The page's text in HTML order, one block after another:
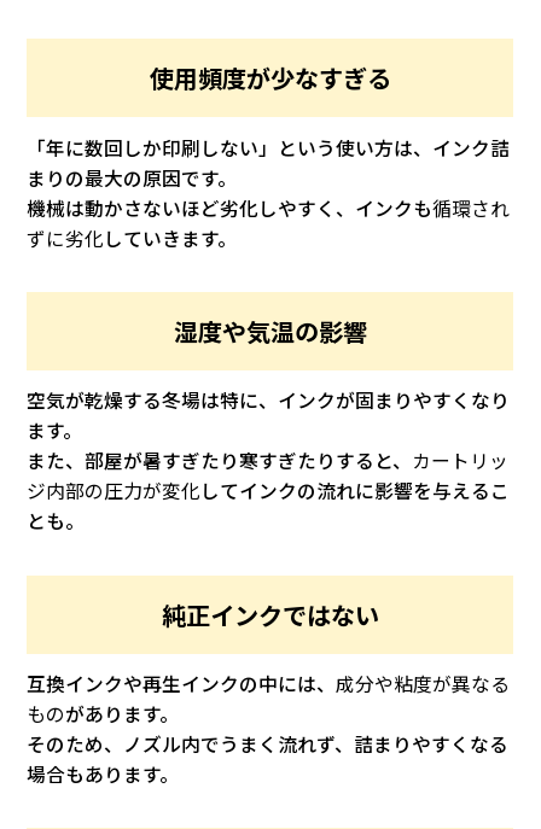
使用頻度が少なすぎる
「年に数回しか印刷しない」という使い方は、インク詰
まりの最大の原因です。
機械は動かさないほど劣化しやすく、インクも循環され
ずに劣化していきます。
湿度や気温の影響
空気が乾燥する冬場は特に、インクが固まりやすくなり
ます。
また、部屋が暑すぎたり寒すぎたりすると、 カートリッ
ジ内部の圧力が変化してインクの流れに影響を与えるこ
とも。
純正インクではない
互換インクや再生インクの中には、成分や粘度が異なる
ものがあります。
そのため、ノズル内でうまく流れず、詰まりやすくなる
場合もあります。